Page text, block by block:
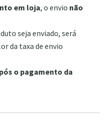
em loja, o envio não
seja enviado, será
da taxa de envio
o pagamento da